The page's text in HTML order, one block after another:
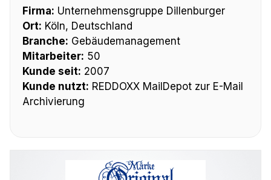
Firma: Unternehmensgruppe Dillenburger
Ort: Köln, Deutschland
Branche: Gebäudemanagement
Mitarbeiter: 50
Kunde seit: 2007
Kunde nutzt: REDDOXX MailDepot zur E-Mail
Archivierung